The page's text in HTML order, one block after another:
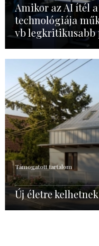
Amikor az AI ítél
technológiája
vb
Támogatott tartalom
Új életre